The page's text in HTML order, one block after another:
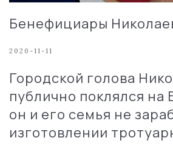
Бенефициары
2020-11-11
Городской голова
публично поклялся на
он и его семья не
изготовлении